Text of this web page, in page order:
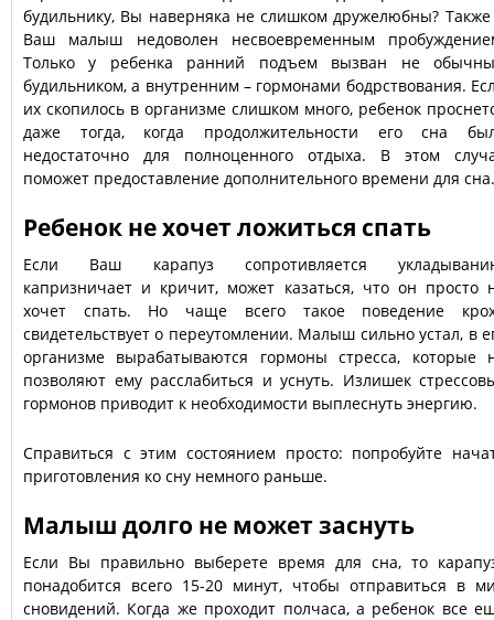
будильнику, Вы наверняка не слишком дружелюбны?
Ваш малыш недоволен несвоевременным
Только у ребенка ранний подъем вызван не
будильником, а внутренним – гормонами бодрствования.
их скопилось в организме слишком много, ребенок
даже тогда, когда продолжительности его сна
недостаточно для полноценного отдыха. В этом
поможет предоставление дополнительного времени для сна.
Ребенок не хочет ложиться спать
Если Ваш карапуз сопротивляется
капризничает и кричит, может казаться, что он просто
хочет спать. Но чаще всего такое поведение
свидетельствует о переутомлении. Малыш сильно устал, в
организме вырабатываются гормоны стресса, которые
позволяют ему расслабиться и уснуть. Излишек
гормонов приводит к необходимости выплеснуть энергию.
Справиться с этим состоянием просто: попробуйте
приготовления ко сну немного раньше.
Малыш долго не может заснуть
Если Вы правильно выберете время для сна, то
понадобится всего 15-20 минут, чтобы отправиться в
сновидений. Когда же проходит полчаса, а ребенок все